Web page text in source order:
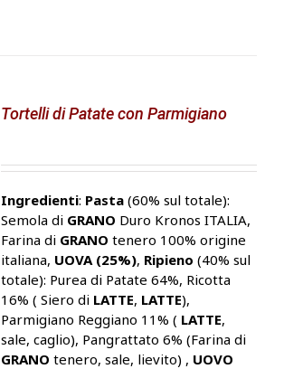
Tortelli di Patate con Parmigiano
Ingredienti: Pasta(60% sul totale):
Semola di GRANO Duro Kronos ITALIA,
Farina di GRANO tenero 100% origine
italiana, UOVA (25%), Ripieno (40% sul
totale): Purea di Patate 64%, Ricotta
16% ( Siero di LATTE, LATTE),
Parmigiano Reggiano 11% ( LATTE,
sale, caglio), Pangrattato 6% (Farina di
GRANO tenero, sale, lievito) , UOVO